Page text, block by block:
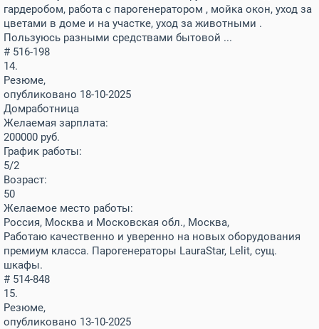
гардеробом, работа с парогенератором , мойка окон, уход за
цветами в доме и на участке, уход за животными .
Пользуюсь разными средствами бытовой ...
# 516-198
14.
Резюме,
опубликовано 18-10-2025
Домработница
Желаемая зарплата:
200000 руб.
График работы:
5/2
Возраст:
50
Желаемое место работы:
Россия, Москва и Московская обл., Москва,
Работаю качественно и уверенно на новых оборудования
премиум класса. Парогенераторы LauraStar, Lelit, сущ.
шкафы.
# 514-848
15.
Резюме,
опубликовано 13-10-2025